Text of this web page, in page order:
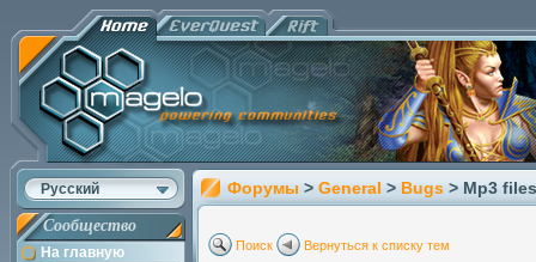
Русский
Сообщество
На главную
Форумы > General > Bugs > Mp3
Поиск Вернуться к списку тем